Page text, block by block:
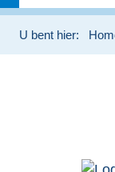
navigatie
sites
binnen
U bent hier: